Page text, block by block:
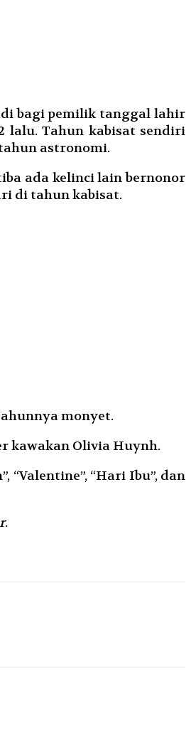
bagi pemilik tanggal lahir
lalu. Tahun kabisat sendiri
astronomi.
ada kelinci lain bernonor
di tahun kabisat.
monyet.
kawakan Olivia Huynh.
“Valentine”, “Hari Ibu”, dan
.